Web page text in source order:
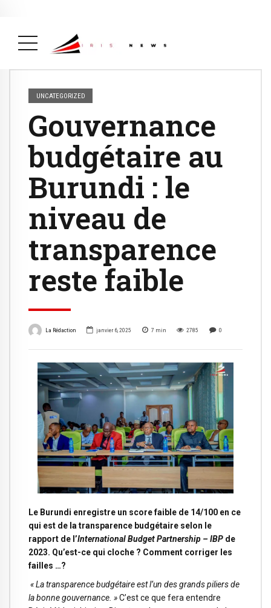
UNCATEGORIZED
Gouvernance
budgétaire au
Burundi : le
niveau de
transparence
reste faible
La Rédaction janvier 6, 2025 7 min 2785 0
Le Burundi enregistre un score faible de 14/100 en ce
qui est de la transparence budgétaire selon le
rapport de l’International Budget Partnership – IBP de
2023. Qu’est-ce qui cloche ? Comment corriger les
failles …?
« La transparence budgétaire est l’un des grands piliers de
la bonne gouvernance. »C’est ce que fera entendre